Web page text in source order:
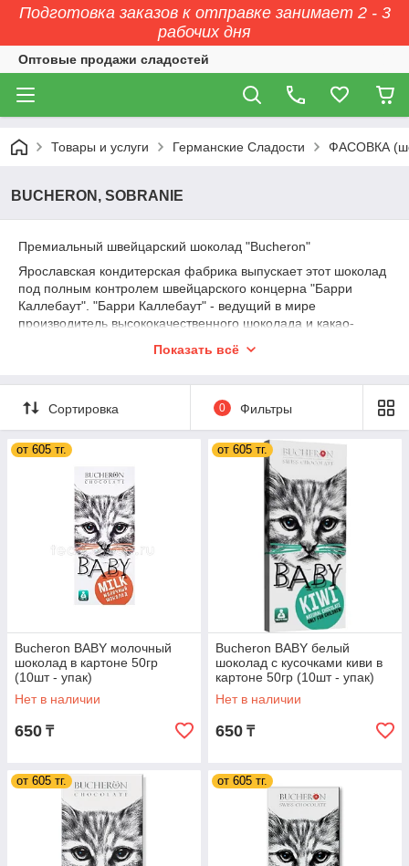
Подготовка заказов к отправке занимает 2 - 3
рабочих дня
Оптовые продажи сладостей
Товары и услуги Германские Сладости ФАСОВКА
BUCHERON, SOBRANIE
Премиальный швейцарский шоколад "Bucheron"
Ярославская кондитерская фабрика выпускает этот шоколад
под полным контролем швейцарского концерна "Барри
Каллебаут". "Барри Каллебаут" - ведущий в мире
производитель высококачественного шоколада и какао-
от закупки и обработки какао-бобов до производства готовых
Показать всё
Сортировка 0 Фильтры
от 605 тг.
Bucheron BABY молочный
шоколад в картоне 50гр
(10шт - упак)
Нет в наличии
650 ₸
от 605 тг.
Bucheron BABY белый
шоколад с кусочками киви в
картоне 50гр (10шт - упак)
Нет в наличии
650 ₸
от 605 тг. от 605 тг.